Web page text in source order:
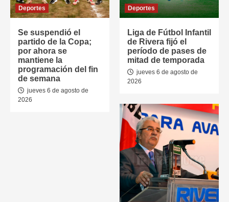
Deportes
Se suspendió el
partido de la Copa;
por ahora se
mantiene la
programación del fin
de semana
jueves 6 de agosto de
2026
Deportes
Liga de Fútbol Infantil
de Rivera fijó el
período de pases de
mitad de temporada
jueves 6 de agosto de
2026